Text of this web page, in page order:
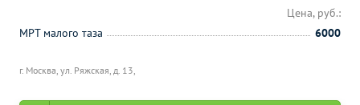
г. Москва, ул. Ряжская, д. 13,
Цена, руб.:
МРТ малого таза
6000